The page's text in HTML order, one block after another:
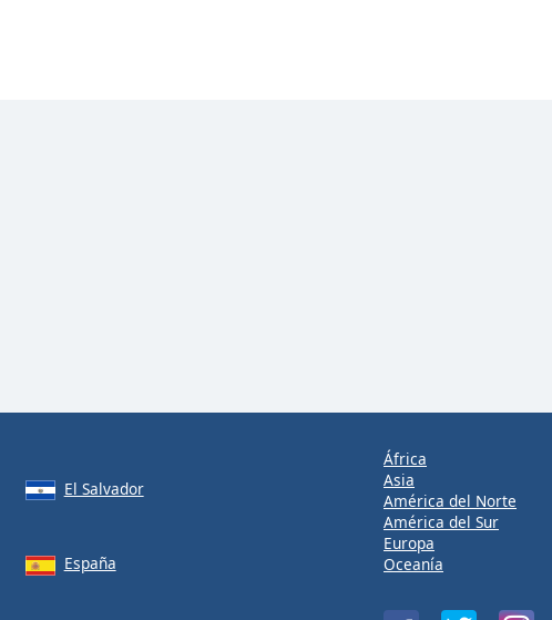
El Salvador
España
África
Asia
América del Norte
América del Sur
Europa
Oceanía